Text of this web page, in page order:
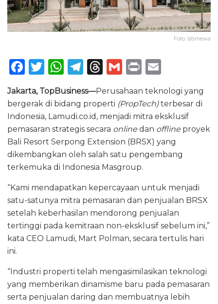
Foto: Istimewa
F
c
e
b
o
o
k
T
it
te
r
W
h
a
ts
A
p
p
T
e
g
ra
m
T
re
a
d
s
G
ai
l
P
n
t
ai
l
Jakarta, TopBusiness—Perusahaan teknologi yang
bergerak di bidang properti (PropTech)terbesar di
Indonesia, Lamudi.co.id, menjadi mitra eksklusif
pemasaran strategis secara online dan offline proyek
Bali Resort Serpong Extension (BRSX) yang
dikembangkan oleh salah satu pengembang
terkemuka di Indonesia Masgroup.
“Kami mendapatkan kepercayaan untuk menjadi
satu-satunya mitra pemasaran dan penjualan BRSX
setelah keberhasilan mendorong penjualan
tertinggi pada kemitraan non-eksklusif sebelum ini,”
kata CEO Lamudi, Mart Polman, secara tertulis hari
ini.
“Industri properti telah mengasimilasikan teknologi
yang memberikan dinamisme baru pada pemasaran
serta penjualan daring dan membuatnya lebih